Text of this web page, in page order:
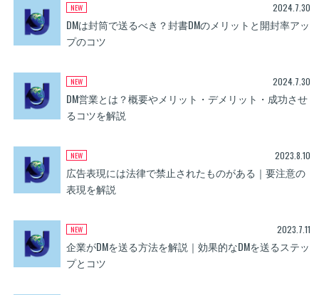
2024.7.30
DMは封筒で送るべき？封書DMのメリットと開封率アッ
プのコツ
2024.7.30
DM営業とは？概要やメリット・デメリット・成功させ
るコツを解説
2023.8.10
広告表現には法律で禁止されたものがある｜要注意の
表現を解説
2023.7.11
企業がDMを送る方法を解説｜効果的なDMを送るステッ
プとコツ